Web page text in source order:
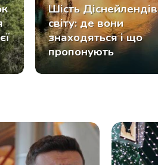
Шість Діснейлендів
світу: де вони
знаходяться і що
пропонують